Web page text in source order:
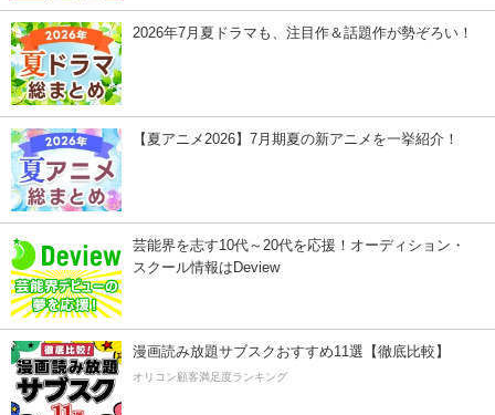
2026年7月夏ドラマも、注目作＆話題作が勢ぞろい！
【夏アニメ2026】7月期夏の新アニメを一挙紹介！
芸能界を志す10代～20代を応援！オーディション・
スクール情報はDeview
漫画読み放題サブスクおすすめ11選【徹底比較】
オリコン顧客満足度ランキング